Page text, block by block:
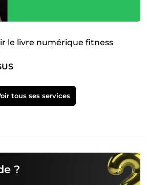
le livre numérique fitness
tous ses services
?